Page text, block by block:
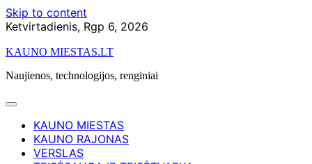
Skip to content
Ketvirtadienis, Rgp 6, 2026
KAUNO MIESTAS.LT
Naujienos, technologijos, renginiai
KAUNO MIESTAS
KAUNO RAJONAS
VERSLAS